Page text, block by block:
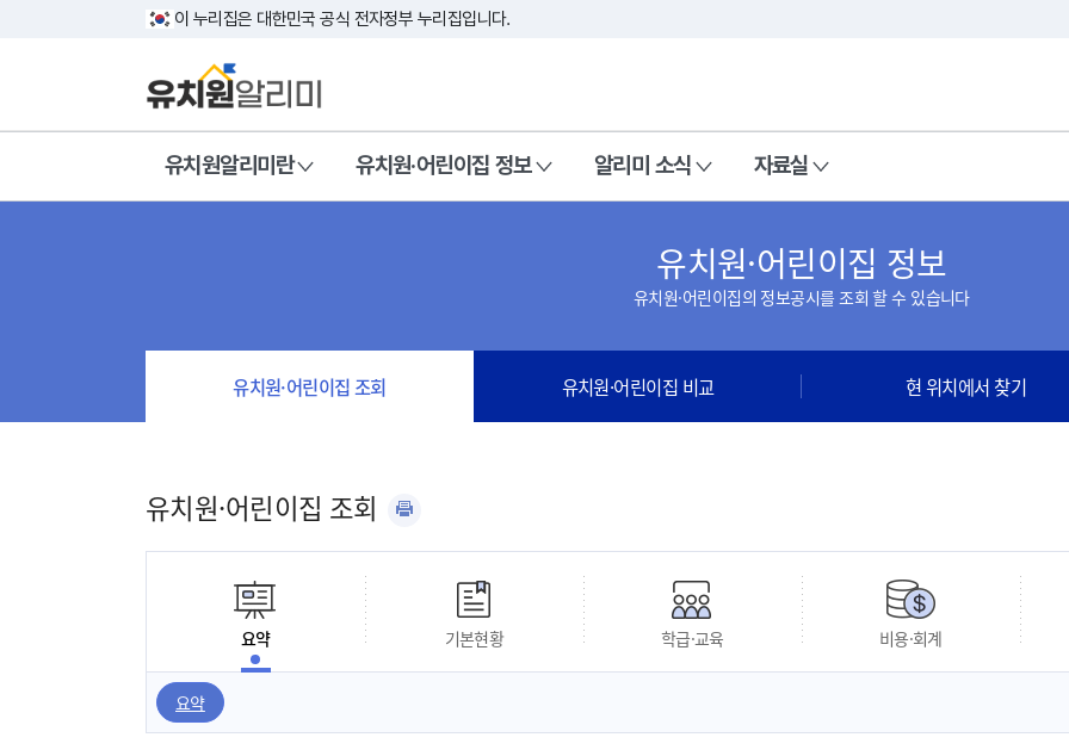
이 누리집은 대한민국 공식 전자정부 누리집입니다.
유치원알리미란 유치원·어린이집 정보 알리미 소식 자료실
유치원·어린이집 정보
유치원·어린이집의 정보공시를 조회 할 수 있습니다
유치원·어린이집 조회 유치원·어린이집 비교 현 위치에서 찾기
유치원·어린이집 조회
요약 기본현황 학급·교육 비용·회계
요약